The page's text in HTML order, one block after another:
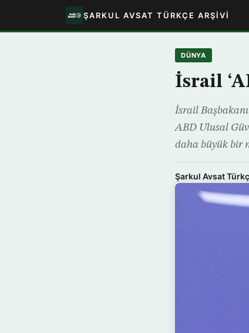
ŞARKUL AVSAT TÜRKÇE ARŞIVI
DÜNYA
İsrail
İsrail
ABD Ulusal
daha büyük bir
Şarkul Avsat